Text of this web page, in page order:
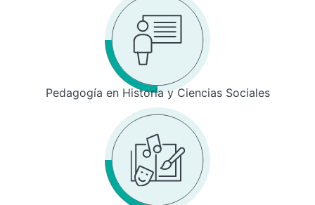
Pedagogía en Historia y Ciencias Sociales